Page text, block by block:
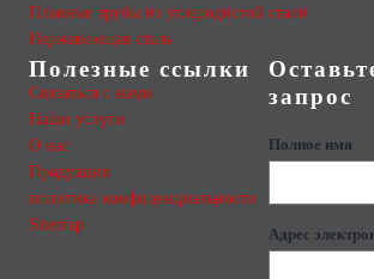
Плавные трубы из углеродистой стали
Нержавеющая сталь
Полезные ссылки
Связаться с нами
Наши услуги
О нас
Продукция
политика конфиденциальности
Sitemap
запрос
Полное имя
Адрес